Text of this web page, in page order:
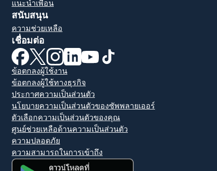
แนะนำเพื่อน
สนับสนุน
ความช่วยเหลือ
เชื่อมต่อ
(เปิดในหน้าต่างใหม่)
(เปิดในหน้าต่างใหม่)
(เปิดในหน้าต่างใหม่)
(เปิดในหน้าต่างใหม่)
(เปิดในหน้าต่างใหม่)
ข้อตกลงผู้ใช้งาน
ข้อตกลงผู้ใช้ทางธุรกิจ
ประกาศความเป็นส่วนตัว
นโยบายความเป็นส่วนตัวของซัพพลายเออร์
ตัวเลือกความเป็นส่วนตัวของคุณ
ศูนย์ช่วยเหลือด้านความเป็นส่วนตัว
ความปลอดภัย
ความสามารถในการเข้าถึง